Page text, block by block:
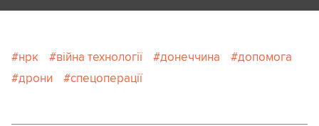
нрк війна технології донеччина
допомога
дрони
спецоперації